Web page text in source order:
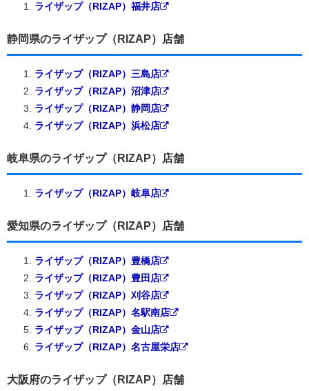
ライザップ（RIZAP）福井店
静岡県のライザップ（RIZAP）店舗
ライザップ（RIZAP）三島店
ライザップ（RIZAP）沼津店
ライザップ（RIZAP）静岡店
ライザップ（RIZAP）浜松店
岐阜県のライザップ（RIZAP）店舗
ライザップ（RIZAP）岐阜店
愛知県のライザップ（RIZAP）店舗
ライザップ（RIZAP）豊橋店
ライザップ（RIZAP）豊田店
ライザップ（RIZAP）刈谷店
ライザップ（RIZAP）名駅南店
ライザップ（RIZAP）金山店
ライザップ（RIZAP）名古屋栄店
大阪府のライザップ（RIZAP）店舗